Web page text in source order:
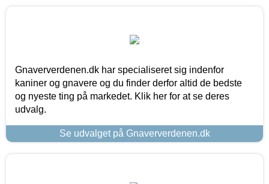
Gnaververdenen.dk har specialiseret sig indenfor
kaniner og gnavere og du finder derfor altid de bedste
og nyeste ting på markedet. Klik her for at se deres
udvalg.
Se udvalget på Gnaververdenen.dk